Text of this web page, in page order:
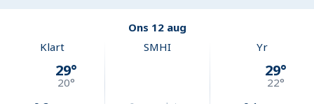
Ons 12 aug
Klart
29°
20°
SMHI Yr
29°
22°